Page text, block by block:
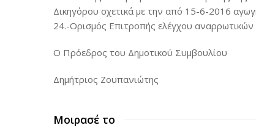
Δικηγόρου σχετικά με την από 15-6-2016
24.-Ορισμός Επιτροπής ελέγχου
Ο Πρόεδρος του Δημοτικού Συμβουλίου
Δημήτριος Ζουπανιώτης
Μοιρασέ το